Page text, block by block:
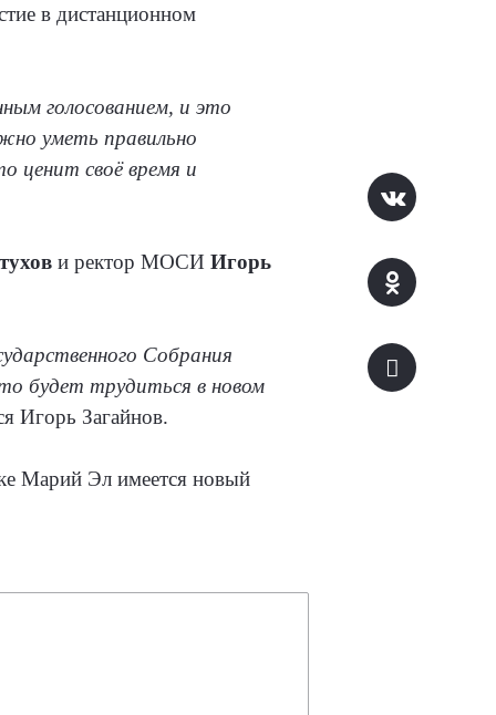
в дистанционном
голосованием, и это
уметь правильно
ценит своё время и
и ректор МОСИ Игорь
Собрания
будет трудиться в новом
Игорь Загайнов.
Марий Эл имеется новый